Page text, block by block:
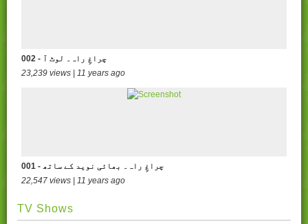
002 - چراغِ راہ۔ لوٹ آ
23,239 views | 11 years ago
001 - چراغِ راہ۔ بھائی نوید کے ساتھ
22,547 views | 11 years ago
TV Shows